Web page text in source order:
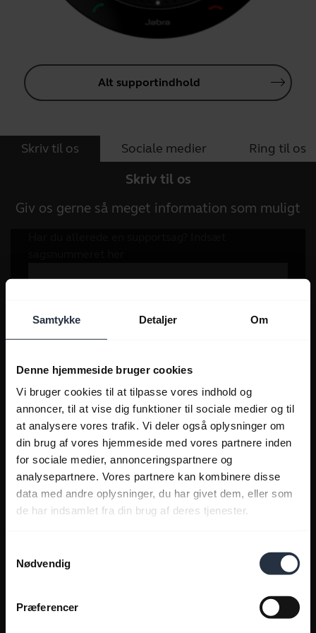
Samtykke Detaljer Om
Denne hjemmeside bruger cookies
Vi bruger cookies til at tilpasse vores indhold og
annoncer, til at vise dig funktioner til sociale medier og til
at analysere vores trafik. Vi deler også oplysninger om
din brug af vores hjemmeside med vores partnere inden
for sociale medier, annonceringspartnere og
analysepartnere. Vores partnere kan kombinere disse
data med andre oplysninger, du har givet dem, eller som
de har indsamlet fra din brug af deres tjenester.
Nødvendig
Præferencer
Alt supportindhold
Skriv til os Sociale medier Ring til os
Skriv til os
Giv os gerne så meget information som muligt